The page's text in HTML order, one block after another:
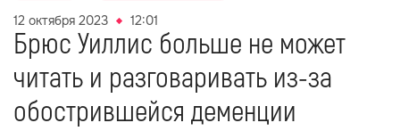
12 октября 2023 12:01
Брюс Уиллис больше не может
читать и разговаривать из-за
обострившейся деменции